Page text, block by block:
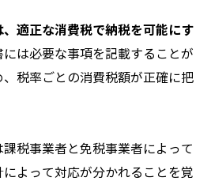
適正な消費税で納税を可能にす
は必要な事項を記載することが
税率ごとの消費税額が正確に把
税事業者と免税事業者によって
よって対応が分かれることを覚